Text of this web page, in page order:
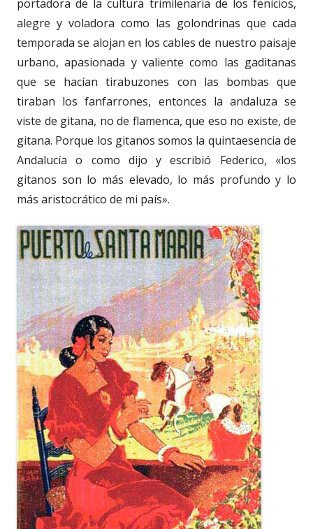
portadora de la cultura trimilenaria de los fenicios,
alegre y voladora como las golondrinas que cada
temporada se alojan en los cables de nuestro paisaje
urbano, apasionada y valiente como las gaditanas
que se hacían tirabuzones con las bombas que
tiraban los fanfarrones, entonces la andaluza se
viste de gitana, no de flamenca, que eso no existe, de
gitana. Porque los gitanos somos la quintaesencia de
Andalucía o como dijo y escribió Federico, «los
gitanos son lo más elevado, lo más profundo y lo
más aristocrático de mi país».